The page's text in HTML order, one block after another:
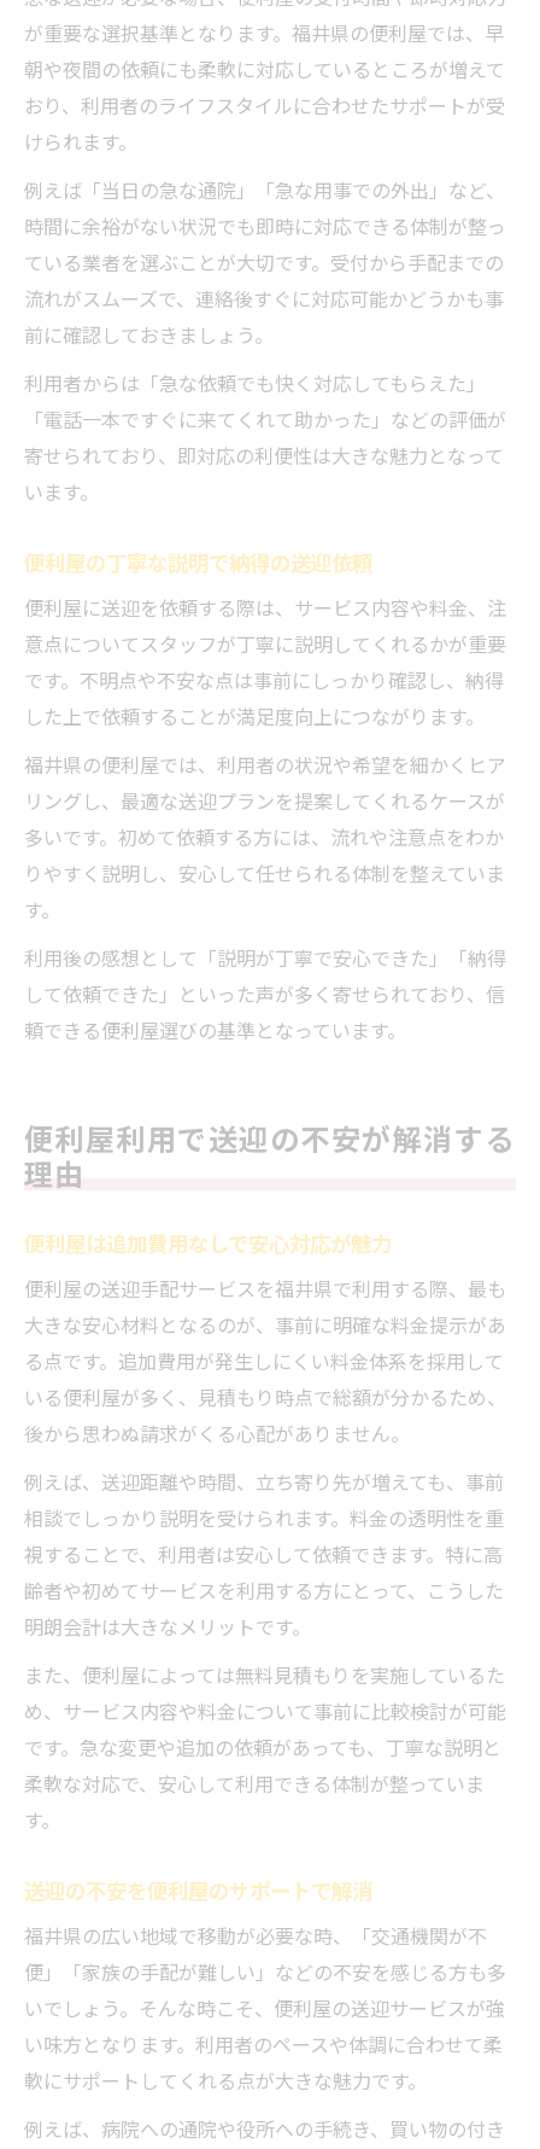
が重要な選択基準となります。福井県の便利屋では、早
朝や夜間の依頼にも柔軟に対応しているところが増えて
おり、利用者のライフスタイルに合わせたサポートが受
けられます。
例えば「当日の急な通院」「急な用事での外出」など、
時間に余裕がない状況でも即時に対応できる体制が整っ
ている業者を選ぶことが大切です。受付から手配までの
流れがスムーズで、連絡後すぐに対応可能かどうかも事
前に確認しておきましょう。
利用者からは「急な依頼でも快く対応してもらえた」
「電話一本ですぐに来てくれて助かった」などの評価が
寄せられており、即対応の利便性は大きな魅力となって
います。
便利屋の丁寧な説明で納得の送迎依頼
便利屋に送迎を依頼する際は、サービス内容や料金、注
意点についてスタッフが丁寧に説明してくれるかが重要
です。不明点や不安な点は事前にしっかり確認し、納得
した上で依頼することが満足度向上につながります。
福井県の便利屋では、利用者の状況や希望を細かくヒア
リングし、最適な送迎プランを提案してくれるケースが
多いです。初めて依頼する方には、流れや注意点をわか
りやすく説明し、安心して任せられる体制を整えていま
す。
利用後の感想として「説明が丁寧で安心できた」「納得
して依頼できた」といった声が多く寄せられており、信
頼できる便利屋選びの基準となっています。
便利屋利用で送迎の不安が解消する
理由
便利屋は追加費用なしで安心対応が魅力
便利屋の送迎手配サービスを福井県で利用する際、最も
大きな安心材料となるのが、事前に明確な料金提示があ
る点です。追加費用が発生しにくい料金体系を採用して
いる便利屋が多く、見積もり時点で総額が分かるため、
後から思わぬ請求がくる心配がありません。
例えば、送迎距離や時間、立ち寄り先が増えても、事前
相談でしっかり説明を受けられます。料金の透明性を重
視することで、利用者は安心して依頼できます。特に高
齢者や初めてサービスを利用する方にとって、こうした
明朗会計は大きなメリットです。
また、便利屋によっては無料見積もりを実施しているた
め、サービス内容や料金について事前に比較検討が可能
です。急な変更や追加の依頼があっても、丁寧な説明と
柔軟な対応で、安心して利用できる体制が整っていま
す。
送迎の不安を便利屋のサポートで解消
福井県の広い地域で移動が必要な時、「交通機関が不
便」「家族の手配が難しい」などの不安を感じる方も多
いでしょう。そんな時こそ、便利屋の送迎サービスが強
い味方となります。利用者のペースや体調に合わせて柔
軟にサポートしてくれる点が大きな魅力です。
例えば、病院への通院や役所への手続き、買い物の付き